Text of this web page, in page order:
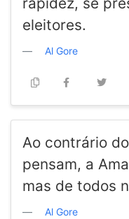
eleitores.
Al Gore
Ao contrário
pensam, a
mas de todos
Al Gore